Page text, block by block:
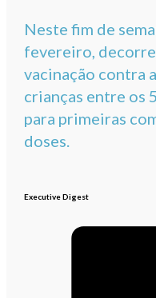
Neste fim de
fevereiro, decorre
vacinação contra
crianças entre os
para primeiras
doses.
Executive Digest